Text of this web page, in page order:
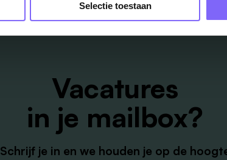
Selectie toestaan
Vacatures
in je mailbox?
Schrijf je in en we houden je op de